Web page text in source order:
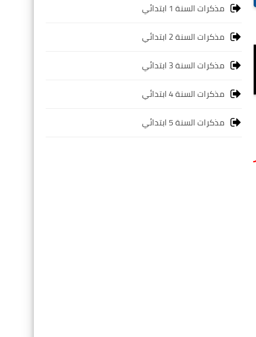
مذكرات السنة 1 ابتدائي
مذكرات السنة 2 ابتدائي
مذكرات السنة 3 ابتدائي
مذكرات السنة 4 ابتدائي
مذكرات السنة 5 ابتدائي